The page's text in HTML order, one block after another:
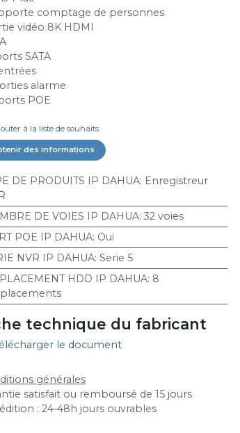
comptage de personnes
vidéo 8K HDMI
SATA
alarme
ports POE
à la liste de souhaits
des informations
DE PRODUITS IP DAHUA: Enregistreur
DE VOIES IP DAHUA:32 voies
POE IP DAHUA: Oui
NVR IP DAHUA: Serie 5
HDD IP DAHUA: 8
technique du fabricant
le document
générales
satisfait ou remboursé de 15 jours
: 24-48h jours ouvrables